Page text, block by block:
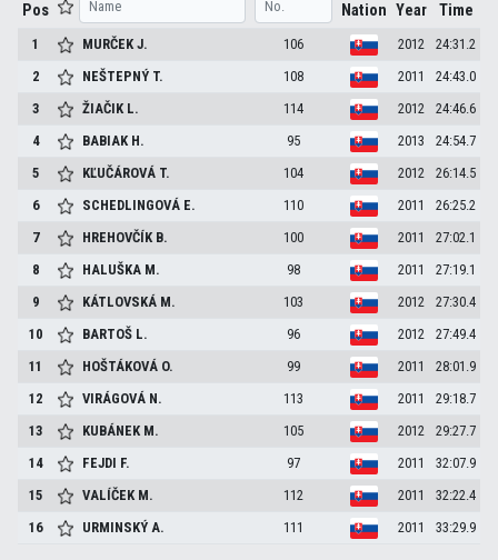
Pos Nation Year Time
1 MURČEKJ. 106 2012
24:31.2
2
NEŠTEPNÝ T. 108 2011
24:43.0
3
ŽIAČIK L. 114 2012
24:46.6
4
BABIAK H. 95 2013
24:54.7
5
KĽUČÁROVÁ T. 104 2012
26:14.5
6
SCHEDLINGOVÁ E. 110 2011
26:25.2
7
HREHOVČÍK B. 100 2011
27:02.1
8
HALUŠKA M. 98 2011
27:19.1
9
KÁTLOVSKÁ M. 103 2012
27:30.4
10
BARTOŠ L. 96 2012
27:49.4
11
HOŠTÁKOVÁ O. 99 2011
28:01.9
12
VIRÁGOVÁ N. 113 2011
29:18.7
13
KUBÁNEK M. 105 2012
29:27.7
14
FEJDI F. 97 2011
32:07.9
15
VALÍČEK M. 112 2011
32:22.4
16
URMINSKÝA. 111 2011 33:29.9